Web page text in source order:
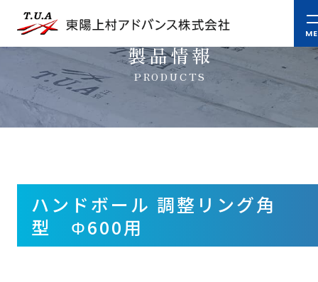
製品情報
PRODUCTS
ハンドボール 調整リング角
型 Φ600用